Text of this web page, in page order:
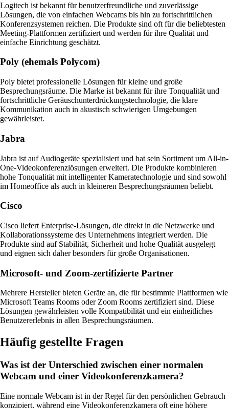
Logitech ist bekannt für benutzerfreundliche und zuverlässige
Lösungen, die von einfachen Webcams bis hin zu fortschrittlichen
Konferenzsystemen reichen. Die Produkte sind oft für die beliebtesten
Meeting-Plattformen zertifiziert und werden für ihre Qualität und
einfache Einrichtung geschätzt.
Poly (ehemals Polycom)
Poly bietet professionelle Lösungen für kleine und große
Besprechungsräume. Die Marke ist bekannt für ihre Tonqualität und
fortschrittliche Geräuschunterdrückungstechnologie, die klare
Kommunikation auch in akustisch schwierigen Umgebungen
gewährleistet.
Jabra
Jabra ist auf Audiogeräte spezialisiert und hat sein Sortiment um All-in-
One-Videokonferenzlösungen erweitert. Die Produkte kombinieren
hohe Tonqualität mit intelligenter Kameratechnologie und sind sowohl
im Homeoffice als auch in kleineren Besprechungsräumen beliebt.
Cisco
Cisco liefert Enterprise-Lösungen, die direkt in die Netzwerke und
Kollaborationssysteme des Unternehmens integriert werden. Die
Produkte sind auf Stabilität, Sicherheit und hohe Qualität ausgelegt
und eignen sich daher besonders für große Organisationen.
Microsoft- und Zoom-zertifizierte Partner
Mehrere Hersteller bieten Geräte an, die für bestimmte Plattformen wie
Microsoft Teams Rooms oder Zoom Rooms zertifiziert sind. Diese
Lösungen gewährleisten volle Kompatibilität und ein einheitliches
Benutzererlebnis in allen Besprechungsräumen.
Häufig gestellte Fragen
Was ist der Unterschied zwischen einer normalen
Webcam und einer Videokonferenzkamera?
Eine normale Webcam ist in der Regel für den persönlichen Gebrauch
konzipiert, während eine Videokonferenzkamera oft eine höhere